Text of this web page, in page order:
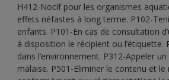
H412-Nocif pour les organismes
effets néfastes à long terme. P102-
enfants. P101-En cas de consultation
à disposition le récipient ou l’étiquette.
dans l’environnement. P312-Appeler
malaise. P501-Eliminer le contenu et le